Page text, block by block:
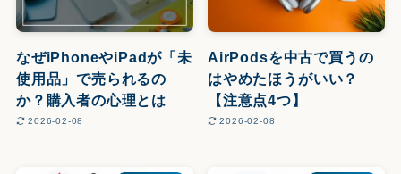
なぜiPhoneやiPadが「未
使用品」で売られるの
か？購入者の心理とは
2026-02-08
AirPodsを中古で買うの
はやめたほうがいい？
【注意点4つ】
2026-02-08